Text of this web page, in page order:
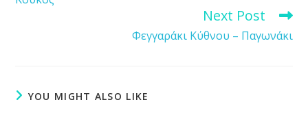
articles
Next Post
Φεγγαράκι Κύθνου – Παγωνάκι
YOU MIGHT ALSO LIKE